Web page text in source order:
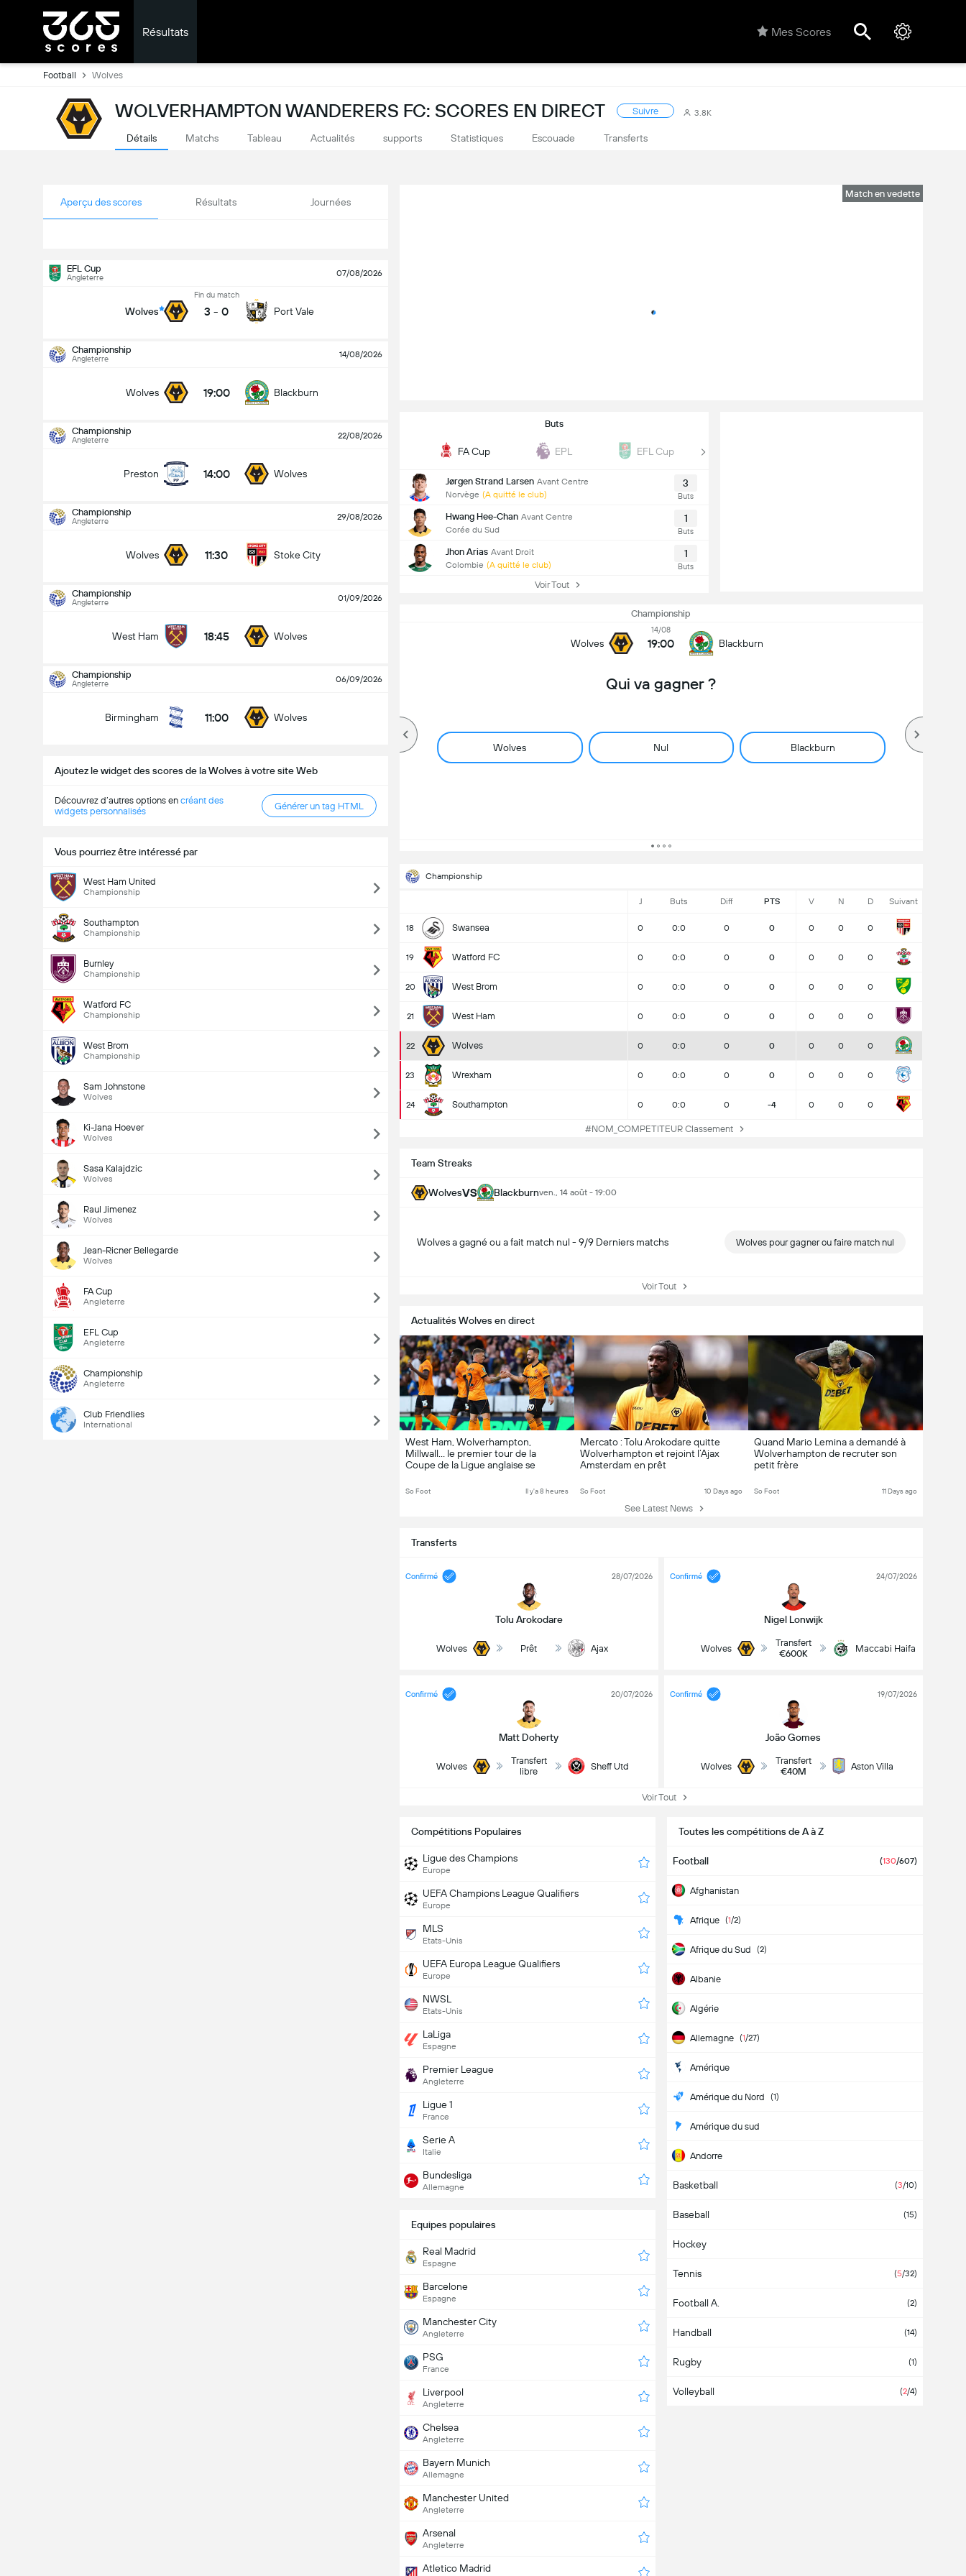
Résultats Mes Scores
Football Wolves
WOLVERHAMPTON WANDERERS FC: SCORES EN DIRECT Suivre 3.8K
Détails Matchs Tableau Actualités supports Statistiques Escouade Transferts
Aperçu des scores Résultats Journées
EFL Cup
Angleterre 07/08/2026
Wolves
Fin du match
3 - 0 Port Vale
Championship
Angleterre 14/08/2026
Wolves 19:00 Blackburn
Championship
Angleterre 22/08/2026
Preston 14:00 Wolves
Championship
Angleterre 29/08/2026
Wolves 11:30 Stoke City
Championship
Angleterre 01/09/2026
West Ham 18:45 Wolves
Championship
Angleterre 06/09/2026
Birmingham 11:00 Wolves
Ajoutez le widget des scores de la Wolves à votre site Web
Découvrez d’autres options en créant des
widgets personnalisés
Générer un tag HTML
Vous pourriez être intéressé par
West Ham United
Championship
Southampton
Championship
Burnley
Championship
Watford FC
Championship
West Brom
Championship
Sam Johnstone
Wolves
Ki-Jana Hoever
Wolves
Sasa Kalajdzic
Wolves
Raul Jimenez
Wolves
Jean-Ricner Bellegarde
Wolves
FA Cup
Angleterre
EFL Cup
Angleterre
Championship
Angleterre
Club Friendlies
International
Match en vedette
Buts
FA Cup EPL EFL Cup
Jørgen Strand Larsen Avant Centre
Norvège (A quitté le club)
3
Buts
Hwang Hee-Chan Avant Centre
Corée du Sud
1
Buts
Jhon Arias Avant Droit
Colombie (A quitté le club)
1
Buts
Voir Tout
Championship
Wolves
14/08
19:00 Blackburn
Qui va gagner ?
Wolves Nul Blackburn
14:00 Wolves
Nombre total de but (2.5)
Championship
J Buts Diff PTS V N D Suivant
18 Swansea 0 0:0 0 0 0 0 0
19 Watford FC 0 0:0 0 0 0 0 0
20 West Brom 0 0:0 0 0 0 0 0
21 West Ham 0 0:0 0 0 0 0 0
22 Wolves 0 0:0 0 0 0 0 0
23 Wrexham 0 0:0 0 0 0 0 0
24 Southampton 0 0:0 0 -4 0 0 0
#NOM_COMPETITEUR Classement
Team Streaks
WolvesVS Blackburnven., 14 août - 19:00
Wolves a gagné ou a fait match nul - 9/9 Derniers matchs Wolves pour gagner ou faire match nul
Voir Tout
Actualités Wolves en direct
West Ham, Wolverhampton,
Millwall… le premier tour de la
Coupe de la Ligue anglaise se
So Foot Il y'a 8 heures
Mercato : Tolu Arokodare quitte
Wolverhampton et rejoint l’Ajax
Amsterdam en prêt
So Foot 10 Days ago
Quand Mario Lemina a demandé à
Wolverhampton de recruter son
petit frère
So Foot 11 Days ago
See Latest News
Transferts
Confirmé
Tolu Arokodare
28/07/2026
Wolves Prêt Ajax
Confirmé
Nigel Lonwijk
24/07/2026
Wolves
Transfert
€600K
Maccabi Haifa
Confirmé
Matt Doherty
20/07/2026
Wolves
Transfert
libre
Sheff Utd
Confirmé
João Gomes
19/07/2026
Wolves
Transfert
€40M
Aston Villa
Voir Tout
Compétitions Populaires
Ligue des Champions
Europe
UEFA Champions League Qualifiers
Europe
MLS
Etats-Unis
UEFA Europa League Qualifiers
Europe
NWSL
Etats-Unis
LaLiga
Espagne
Premier League
Angleterre
Ligue 1
France
Serie A
Italie
Bundesliga
Allemagne
Toutes les compétitions de A à Z
Football (130/607)
Afghanistan
Afrique (1/2)
Afrique du Sud (2)
Albanie
Algérie
Allemagne (1/27)
Amérique
Amérique du Nord (1)
Amérique du sud
Andorre
Angleterre
Angola
Antigua-et-Barbuda
Arabie Saoudite
Argentine
Arménie
Aruba
Asie
Basketball (3/10)
Baseball (15)
Hockey
Tennis (5/32)
Football A. (2)
Handball (14)
Rugby (1)
Volleyball (2/4)
Equipes populaires
Real Madrid
Espagne
Barcelone
Espagne
Manchester City
Angleterre
PSG
France
Liverpool
Angleterre
Chelsea
Angleterre
Bayern Munich
Allemagne
Manchester United
Angleterre
Arsenal
Angleterre
Atletico Madrid